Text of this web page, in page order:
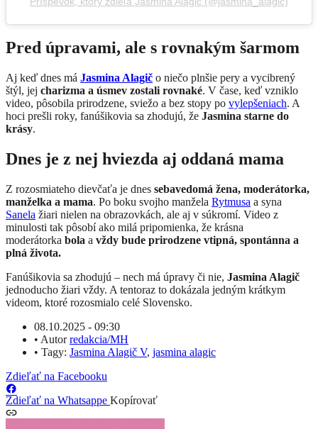
Pred úpravami, ale s rovnakým šarmom
Aj keď dnes má Jasmina Alagič o niečo plnšie pery a vycibrený
štýl, jej charizma a úsmev zostali rovnaké. V čase, keď vzniklo
video, pôsobila prirodzene, sviežo a bez stopy po vylepšeniach. A
hoci prešli roky, fanúšikovia sa zhodujú, že Jasmina starne do
krásy.
Dnes je z nej hviezda aj oddaná mama
Z rozosmiateho dievčaťa je dnes sebavedomá žena, moderátorka,
manželka a mama. Po boku svojho manžela Rytmusa a syna
Sanela žiari nielen na obrazovkách, ale aj v súkromí. Video z
minulosti tak pôsobí ako milá pripomienka, že krásna
moderátorka bola a vždy bude prirodzene vtipná, spontánna a
plná života.
Fanúšikovia sa zhodujú – nech má úpravy či nie, Jasmina Alagič
jednoducho žiari vždy. A tentoraz to dokázala jedným krátkym
videom, ktoré rozosmialo celé Slovensko.
08.10.2025 - 09:30
• Autorredakcia/MH
• Tagy: Jasmina Alagič V, jasmina alagic
Zdieľať na Facebooku
Zdieľať na Whatsappe Kopírovať